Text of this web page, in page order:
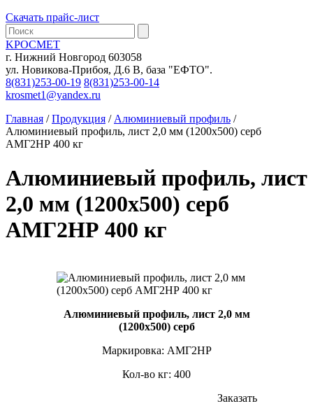
Скачать прайс-лист
KРОСМЕТ
г. Нижний Новгород 603058
ул. Новикова-Прибоя, Д.6 В, база "ЕФТО".
8(831)253-00-19 8(831)253-00-14
krosmet1@yandex.ru
Главная /Продукция / Алюминиевый профиль /
Алюминиевый профиль, лист 2,0 мм (1200х500) серб
АМГ2НР 400 кг
Алюминиевый профиль, лист
2,0 мм (1200х500) серб
АМГ2НР 400 кг
Алюминиевый профиль, лист 2,0 мм
(1200х500) серб
Маркировка: АМГ2НР
Кол-во кг: 400
Заказать